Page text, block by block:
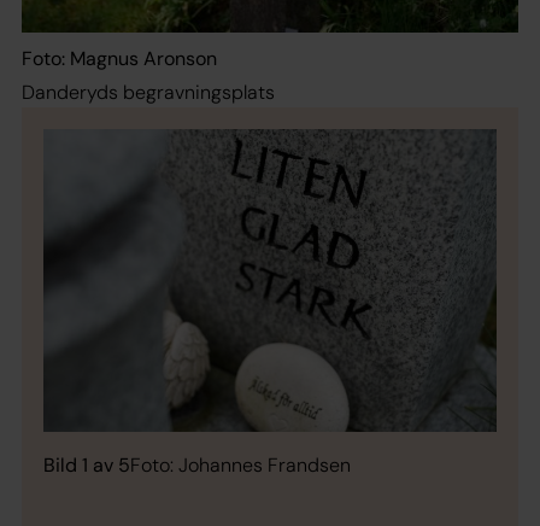
Foto: Magnus Aronson
Danderyds begravningsplats
Bild 1 av 5Foto: Johannes Frandsen